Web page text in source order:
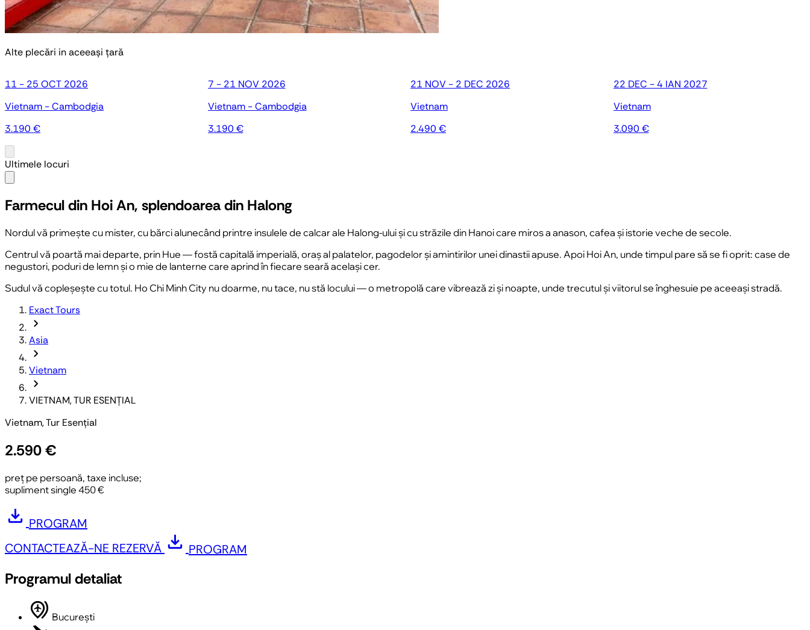
Alte plecări in aceeași țară
11 - 25 OCT 2026
Vietnam - Cambodgia
3.190 €
7 - 21 NOV 2026
Vietnam - Cambodgia
3.190 €
21 NOV - 2 DEC 2026
Vietnam
2.490 €
22 DEC - 4 IAN 2027
Vietnam
3.090 €
Ultimele locuri
Farmecul din Hoi An, splendoarea din Halong
Nordul vă primește cu mister, cu bărci alunecând printre insulele de calcar ale Halong-ului și cu străzile din Hanoicare miros a anason, cafea și istorie veche de secole.
Centrul vă poartă mai departe, prin Hue — fostă capitală imperială, oraș al palatelor, pagodelor și amintirilor unei dinastii apuse. Apoi Hoi An, unde timpul pare să se fi oprit: case de
negustori, poduri de lemn și o mie de lanterne care aprind în fiecare seară același cer.
Sudul vă copleșește cu totul. Ho Chi Minh City nu doarme, nu tace, nu stă locului — o metropolă care vibrează zi și noapte, unde trecutul și viitorul se înghesuie pe aceeași stradă.
Exact Tours
chevron_forward
Asia
chevron_forward
Vietnam
chevron_forward
VIETNAM, TUR ESENȚIAL
Vietnam, Tur Esențial
2.590 €
preț pe persoană, taxe incluse;
supliment single 450 €
download PROGRAM
CONTACTEAZĂ-NE REZERVĂ download PROGRAM
Programul detaliat
multiple_airports București